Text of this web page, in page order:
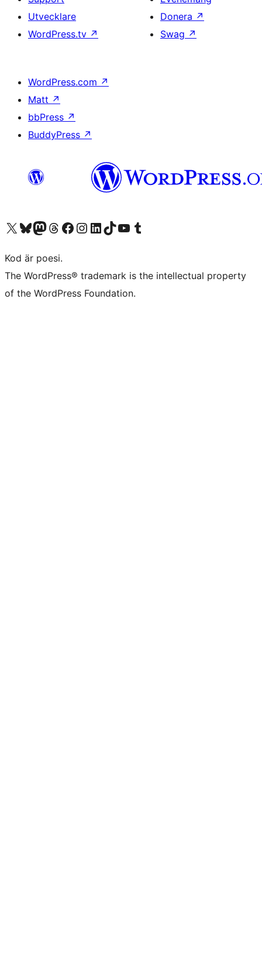
Utvecklare
WordPress.tv ↗
Donera ↗
Swag ↗
WordPress.com ↗
Matt ↗
bbPress ↗
BuddyPress ↗
Besök vår X-konto (f.d. Twitter)
Besök vårt Bluesky-konto
Besök vårt Mastodon-konto
Besök vårt Thread-konto
Besök vår Facebook-sidaBesök vårt Instagram-konto
Besök vårt LinkedIn-konto
Besök vårt TikTok-konto
Besök vår YouTube-kanalBesök vårt Tumblr-konto
Kod är poesi.
The WordPress® trademark is the intellectual property
of the WordPress Foundation.